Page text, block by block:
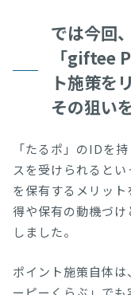
では今回
「giftee
ト施策を
その狙い
「たるポ」のIDを
スを受けられると
を保有するメリッ
得や保有の動機づ
しました。
ポイント施策自体